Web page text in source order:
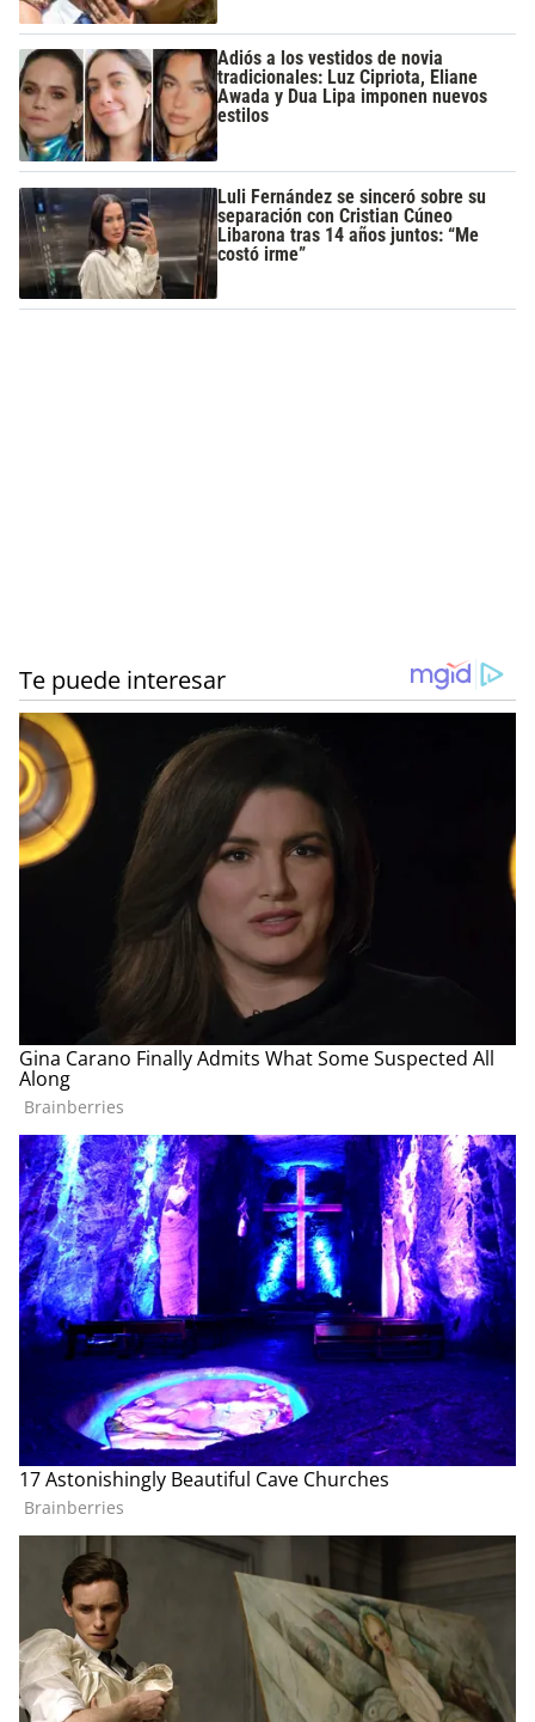
Adiós a los vestidos de novia
tradicionales: Luz Cipriota, Eliane
Awada y Dua Lipa imponen nuevos
estilos
Luli Fernández se sinceró sobre su
separación con Cristian Cúneo
Libarona tras 14 años juntos: “Me
costó irme”